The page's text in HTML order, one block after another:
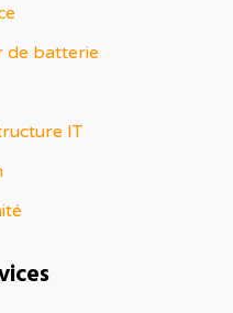
de batterie
IT